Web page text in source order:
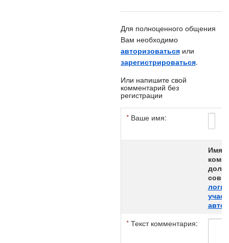
Для полноценного общения
Вам необходимо
авторизоватьсяили
зарегистрироваться.
Или напишите свой
комментарий без
регистрации
*Ваше имя:
Имя
*Текст комментария: